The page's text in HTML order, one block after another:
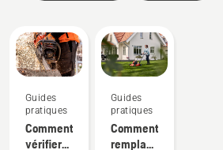
Guides
pratiques
Comment
vérifier
Guides
pratiques
Comment
remplacer